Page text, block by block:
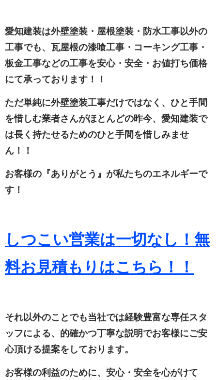
愛知建装は外壁塗装・屋根塗装・防水工事以外の
工事でも、瓦屋根の漆喰工事・コーキング工事・
板金工事などの工事を安心・安全・お値打ち価格
にて承っております！！
ただ単純に外壁塗装工事だけではなく、ひと手間
を惜しむ業者さんがほとんどの昨今、愛知建装で
は長く持たせるためのひと手間を惜しみませ
ん！！
お客様の『ありがとう』が私たちのエネルギーで
す！
しつこい営業は一切なし！無
料お見積もりはこちら！！
それ以外のことでも当社では経験豊富な専任スタ
ッフによる、的確かつ丁寧な説明でお客様にご安
心頂ける提案をしております。
お客様の利益のために、安心・安全を心がけて